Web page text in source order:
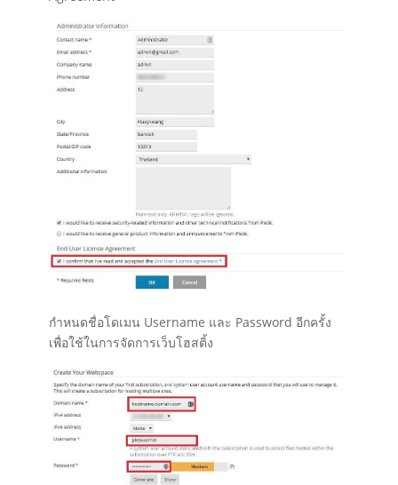
กำหนดชื่อโดเมน Username และ Password อีกครั้ง
เพื่อใช้ในการจัดการเว็บโฮสติ้ง